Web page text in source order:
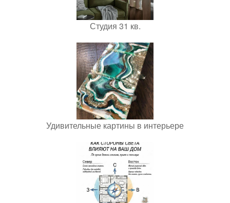
Студия 31 кв.
Удивительные картины в интерьере